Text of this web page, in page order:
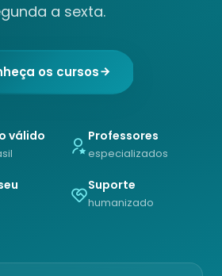
a sexta.
os cursos
válido Professores
especializados
Suporte
humanizado